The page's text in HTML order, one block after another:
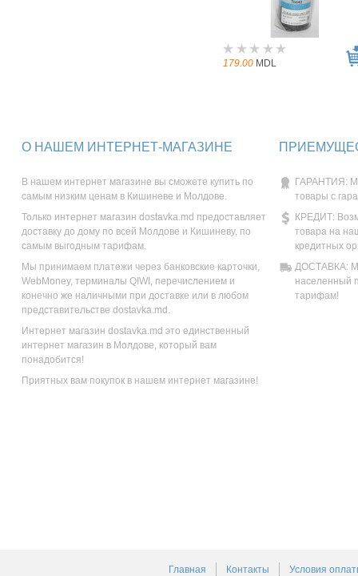
179.00 MDL
О НАШЕМ ИНТЕРНЕТ-МАГАЗИНЕ
В нашем интернет магазине вы сможете купить по
самым низким ценам в Кишиневе и Молдове.
Только интернет магазин dostavka.md предоставляет
доставку до дому по всей Молдове и Кишиневу, по
самым выгодным тарифам.
Мы принимаем платежи через банковские карточки,
WebMoney, терминалы QIWI, перечислением и
конечно же наличными при доставке или в любом
представительстве dostavka.md.
Интернет магазин dostavka.md это единственный
интернет магазин в Молдове, который вам
понадобится!
Приятных вам покупок в нашем интернет магазине!
ГАРАНТИЯ:
товары с
КРЕДИТ:
товара на
кредитных
ДОСТАВКА:
населенный
тарифам!
Главная Контакты Условия